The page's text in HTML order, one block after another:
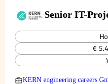
Senior IT-
€
KERN engineering careers